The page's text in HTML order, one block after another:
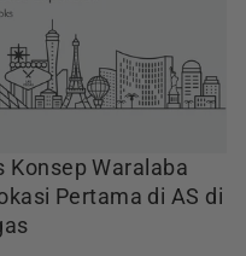
Konsep Waralaba
Pertama di AS di